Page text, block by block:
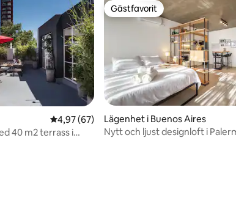
omdömen
4,97 av 5 i genomsnittligt betyg, 67
4,97 (67)
40 m2 terrass i
Gästfavorit
Gästfavorit
Lägenhet i Buenos Aires
Nytt och ljust designloft i